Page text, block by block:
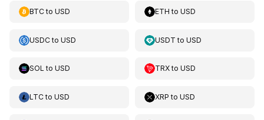
BTCto USD ETH toUSD
USDCto USD USDT toUSD
SOL to USD TRXtoUSD
LTCto USD XRP toUSD